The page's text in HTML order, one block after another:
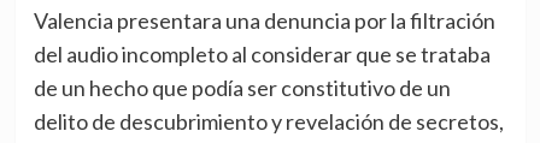
Valencia presentara una denuncia por la filtración
del audio incompleto al considerar que se trataba
de un hecho que podía ser constitutivo de un
delito de descubrimiento y revelación de secretos,